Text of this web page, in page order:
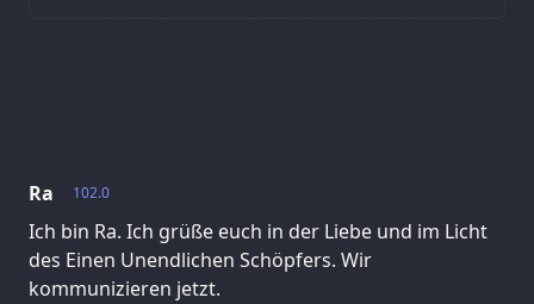
102.0
Ra
Ich bin Ra. Ich grüße euch in der Liebe und im Licht
des Einen Unendlichen Schöpfers. Wir
kommunizieren jetzt.